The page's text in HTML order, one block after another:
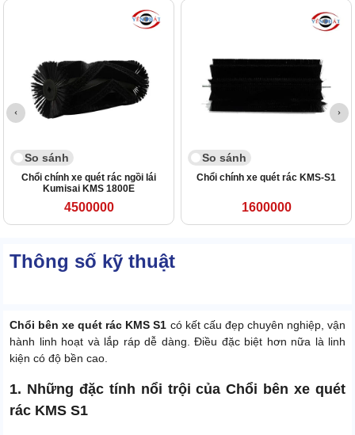
So sánh
Chổi chính xe quét rác ngồi lái
Kumisai KMS 1800E
4500000
So sánh
Chổi chính xe quét rác KMS-S1
1600000
Thông số kỹ thuật
Chổi bên xe quét rác KMS S1 có kết cấu đẹp chuyên nghiệp, vận
hành linh hoạt và lắp ráp dễ dàng. Điều đặc biệt hơn nữa là linh
kiện có độ bền cao.
1. Những đặc tính nổi trội của Chổi bên xe quét
rác KMS S1